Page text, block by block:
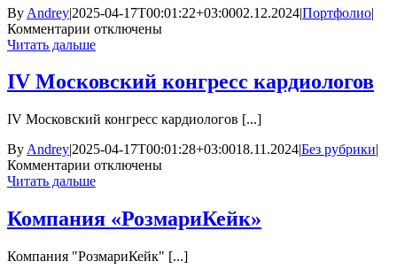
By Andrey|2025-04-17T00:01:22+03:0002.12.2024|Портфолио|
Комментарии к
записи
2024
отключены
Читать дальше
IV Московский конгресс кардиологов
IV Московский конгресс кардиологов [...]
By Andrey|2025-04-17T00:01:28+03:0018.11.2024|Без рубрики|
Комментарии к
записи
Московский
конгресс
отключены
Читать дальше
Компания «РозмариКейк»
Компания "РозмариКейк" [...]